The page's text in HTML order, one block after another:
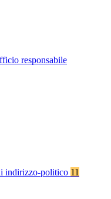
responsabile
indirizzo-politico 11